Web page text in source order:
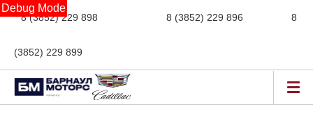
Debug Mode
8 (3852) 229 898 8 (3852) 229 896 8
(3852) 229 899